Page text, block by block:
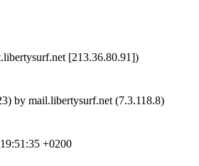
[213.36.80.91])
mail.libertysurf.net (7.3.118.8)
+0200